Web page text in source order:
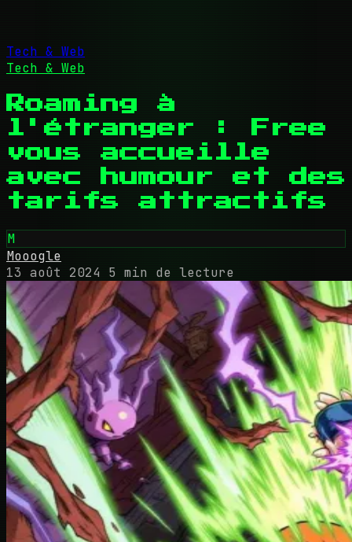
Tech & Web
Tech & Web
Roaming à
l'étranger : Free
vous accueille
avec humour et des
tarifs attractifs
M
Mooogle
13 août 2024 5 min de lecture